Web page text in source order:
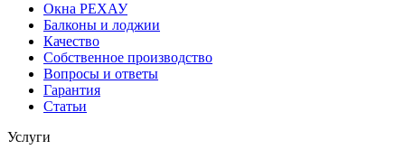
Окна РЕХАУ
Балконы и лоджии
Качество
Собственное производство
Вопросы и ответы
Гарантия
Статьи
Услуги